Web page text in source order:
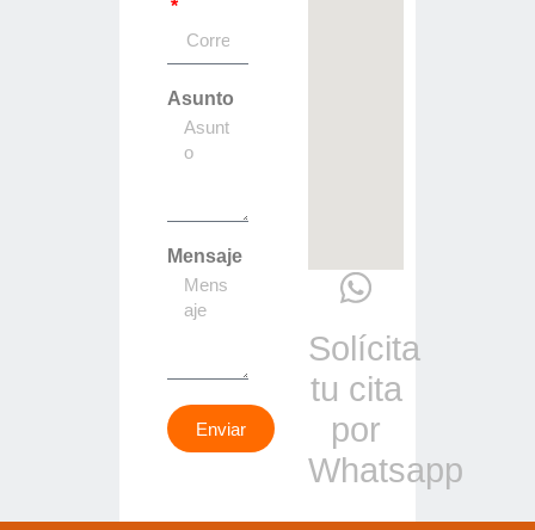
Asunto
Mensaje
Enviar
Solícita
tu cita
por
Whatsapp